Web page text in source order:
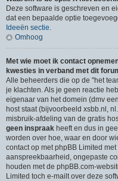
Deze software is geschreven en
dat een bepaalde optie
Ideeën sectie.
Omhoog
Met wie moet ik contact
kwesties in verband met dit
Alle beheerders die op de "het
je klachten. Als je geen reactie
eigenaar van het domein (dmv een
host staat (bijvoorbeeld xsbb.nl,
misbruik-afdeling van de gratis
geen inspraak heeft en dus in
worden over hoe, waar en door
contact op met phpBB Limited
aanspreekbaarheid, ongepaste
houden met de phpBB.com-
Limited toch e-mailt over deze